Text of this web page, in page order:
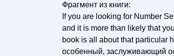
Фрагмент из книги:
If you are looking for Number
and it is more than likely that
book is all about that particular
особенный, заслуживающий